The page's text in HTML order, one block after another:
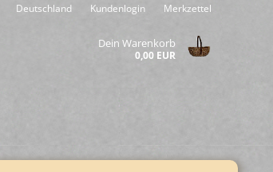
Deutschland Kundenlogin Merkzettel
Dein Warenkorb
0,00 EUR